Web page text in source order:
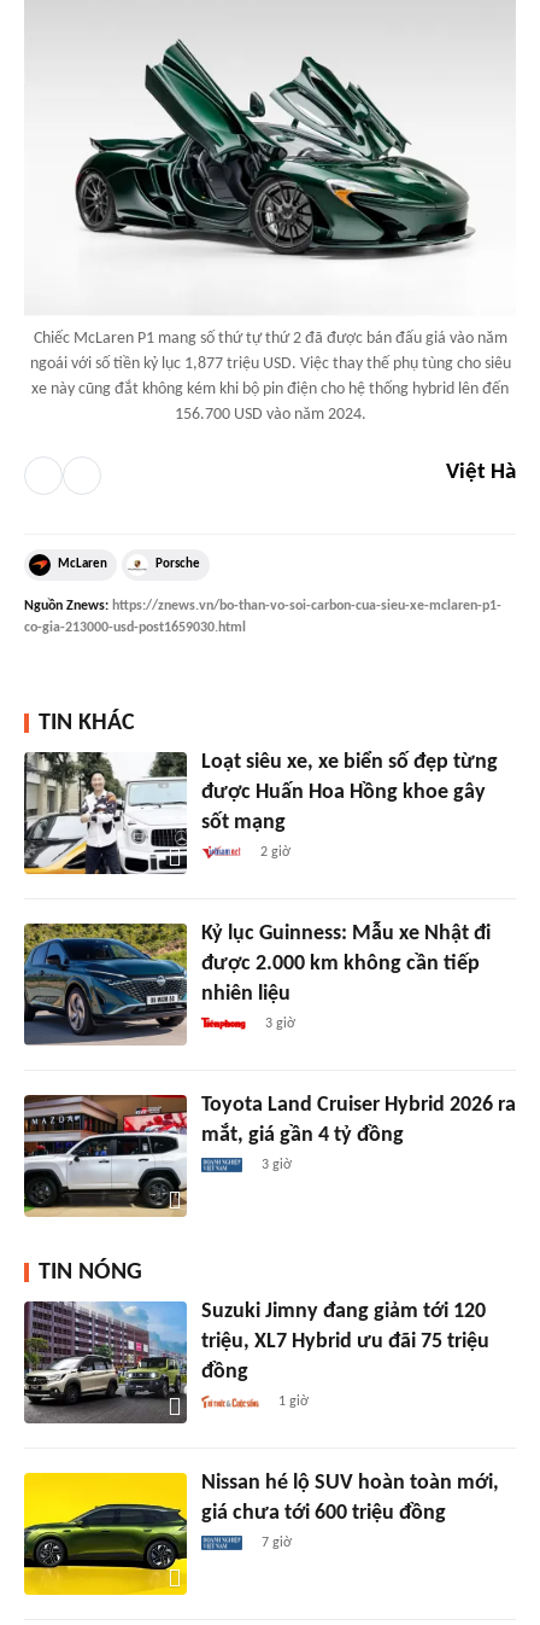
Chiếc McLaren P1 mang số thứ tự thứ 2 đã được bán đấu giá vào năm
ngoái với số tiền kỷ lục 1,877 triệu USD. Việc thay thế phụ tùng cho siêu
xe này cũng đắt không kém khi bộ pin điện cho hệ thống hybrid lên đến
156.700 USD vào năm 2024.
Việt Hà
McLaren Porsche
Nguồn Znews: https://znews.vn/bo-than-vo-soi-carbon-cua-sieu-xe-mclaren-p1-
co-gia-213000-usd-post1659030.html
TIN KHÁC
Loạt siêu xe, xe biển số đẹp từng
được Huấn Hoa Hồng khoe gây
sốt mạng
2 giờ
Kỷ lục Guinness: Mẫu xe Nhật đi
được 2.000 km không cần tiếp
nhiên liệu
3 giờ
Toyota Land Cruiser Hybrid 2026 ra
mắt, giá gần 4 tỷ đồng
3 giờ
TIN NÓNG
Suzuki Jimny đang giảm tới 120
triệu, XL7 Hybrid ưu đãi 75 triệu
đồng
1 giờ
Nissan hé lộ SUV hoàn toàn mới,
giá chưa tới 600 triệu đồng
7 giờ